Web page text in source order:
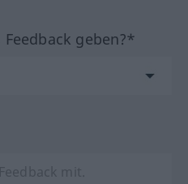
geben?*